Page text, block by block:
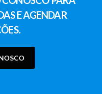
E AGENDAR